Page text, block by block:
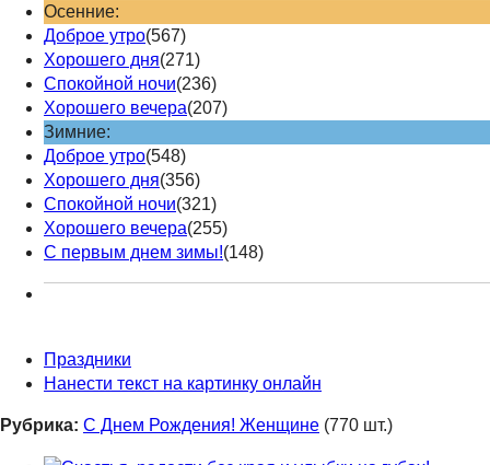
Осенние:
Доброе утро(567)
Хорошего дня(271)
Спокойной ночи(236)
Хорошего вечера(207)
Зимние:
Доброе утро(548)
Хорошего дня(356)
Спокойной ночи(321)
Хорошего вечера(255)
С первым днем зимы!(148)
Праздники
Нанести текст на картинку онлайн
Рубрика: С Днем Рождения! Женщине (770 шт.)